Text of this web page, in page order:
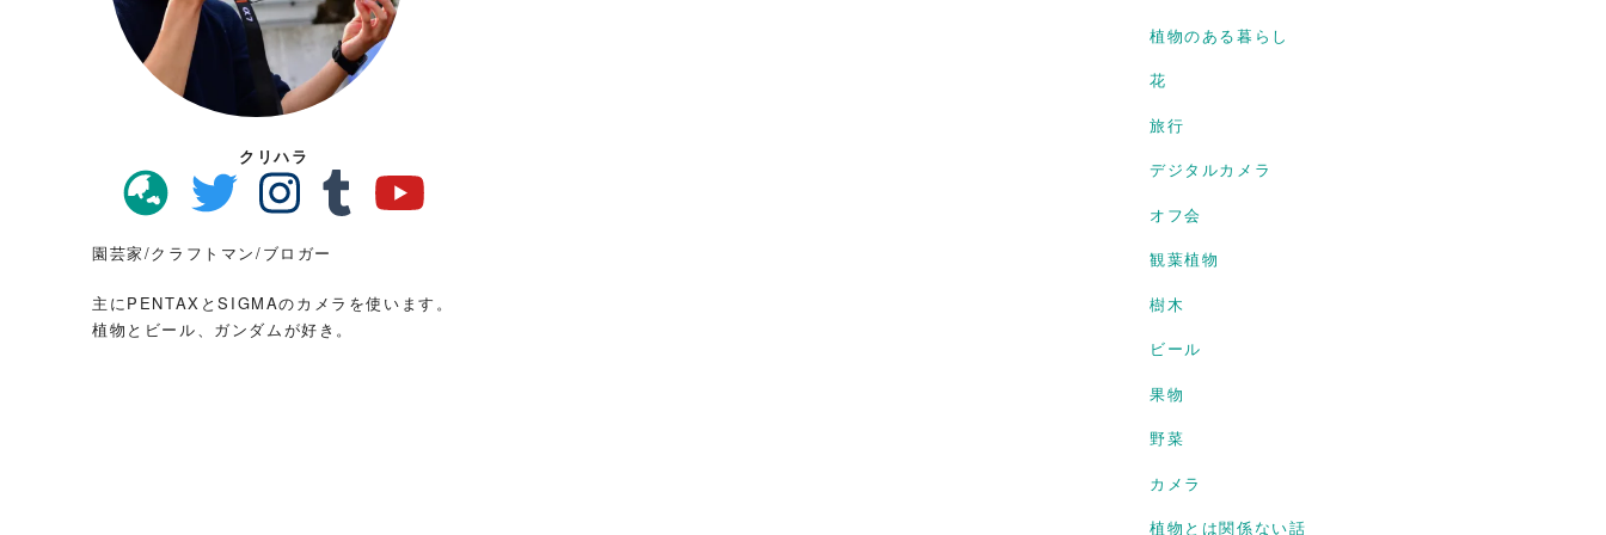
クリハラ
園芸家/クラフトマン/ブロガー
主にPENTAXとSIGMAのカメラを使います。
植物とビール、ガンダムが好き。
植物のある暮らし
花
旅行
デジタルカメラ
オフ会
観葉植物
樹木
ビール
果物
野菜
カメラ
植物とは関係ない話